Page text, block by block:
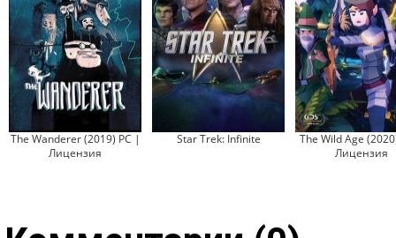
The Wanderer (2019) PC |
Лицензия
Star Trek: Infinite
The Wild Age
Лицензия